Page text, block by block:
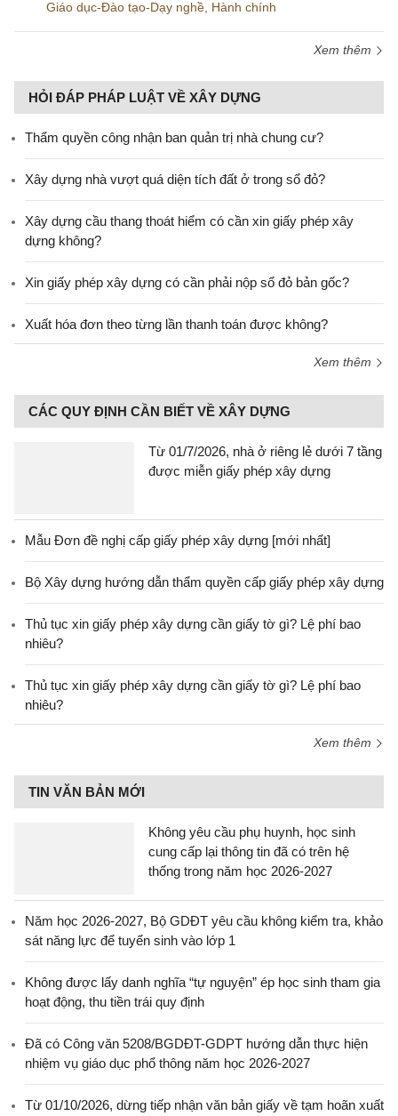
Giáo dục-Đào tạo-Dạy nghề Hành chính
Xem thêm
HỎI ĐÁP PHÁP LUẬT VỀ XÂY DỰNG
Thẩm quyền công nhận ban quản trị nhà chung cư?
Xây dựng nhà vượt quá diện tích đất ở trong sổ đỏ?
Xây dựng cầu thang thoát hiểm có cần xin giấy phép xây
dựng không?
Xin giấy phép xây dựng có cần phải nộp sổ đỏ bản gốc?
Xuất hóa đơn theo từng lần thanh toán được không?
Xem thêm
CÁC QUY ĐỊNH CẦN BIẾT VỀ XÂY DỰNG
Từ 01/7/2026, nhà ở riêng lẻ dưới 7 tầng
được miễn giấy phép xây dựng
Mẫu Đơn đề nghị cấp giấy phép xây dựng [mới nhất]
Bộ Xây dựng hướng dẫn thẩm quyền cấp giấy phép xây dựng
Thủ tục xin giấy phép xây dựng cần giấy tờ gì? Lệ phí bao
nhiêu?
Thủ tục xin giấy phép xây dựng cần giấy tờ gì? Lệ phí bao
nhiêu?
Xem thêm
TIN VĂN BẢN MỚI
Không yêu cầu phụ huynh, học sinh
cung cấp lại thông tin đã có trên hệ
thống trong năm học 2026-2027
Năm học 2026-2027, Bộ GDĐT yêu cầu không kiểm tra, khảo
sát năng lực để tuyển sinh vào lớp 1
Không được lấy danh nghĩa “tự nguyện” ép học sinh tham gia
hoạt động, thu tiền trái quy định
Đã có Công văn 5208/BGDĐT-GDPT hướng dẫn thực hiện
nhiệm vụ giáo dục phổ thông năm học 2026-2027
Từ 01/10/2026, dừng tiếp nhận văn bản giấy về tạm hoãn xuất